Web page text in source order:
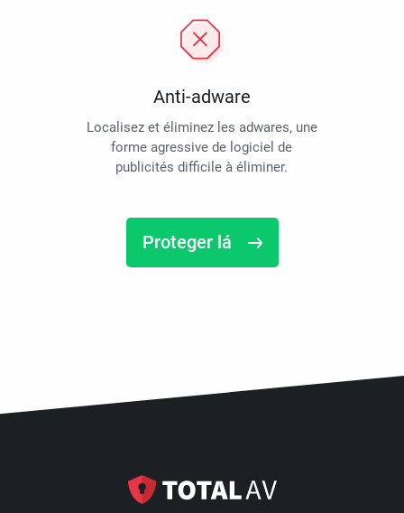
Anti-adware
Localisez et éliminez les adwares, une
forme agressive de logiciel de
publicités difficile à éliminer.
Proteger lá